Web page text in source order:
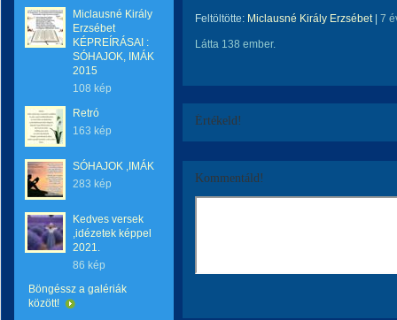
Miclausné Király
Erzsébet
KÉPREÍRÁSAI :
SÓHAJOK, IMÁK
2015
108 kép
Retró
163 kép
SÓHAJOK ,IMÁK
283 kép
Kedves versek
,idézetek képpel
2021.
86 kép
Böngéssz a galériák
között!
Feltöltötte: Miclausné Király Erzsébet| 7
Látta 138 ember.
Értékeld!
Kommentáld!